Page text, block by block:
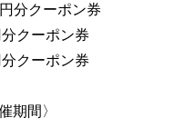
分クーポン券
クーポン券
クーポン券
期間〉